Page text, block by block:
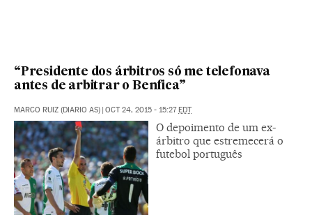
“Presidente dos árbitros só me telefonava
antes de arbitrar o Benfica”
MARCO RUIZ (DIARIO AS) | OCT 24, 2015 - 15:27EDT
O depoimento de um ex-
árbitro que estremecerá o
futebol português